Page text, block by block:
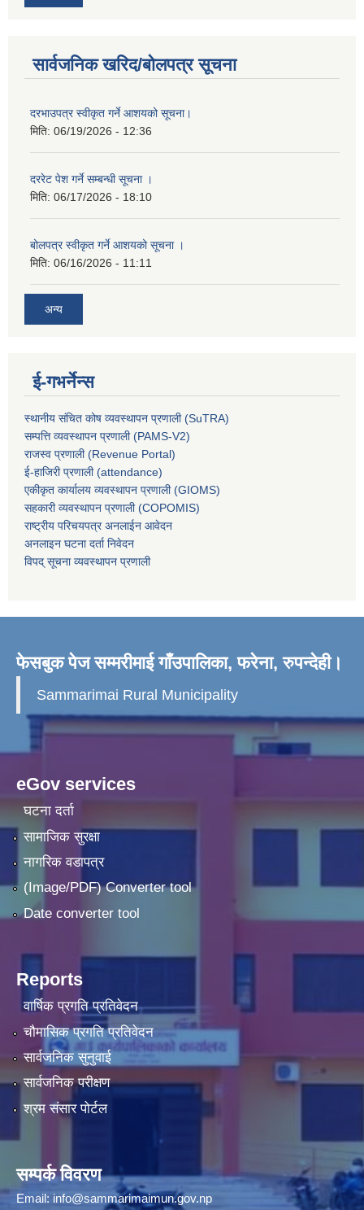
सार्वजनिक खरिद/बोलपत्र सूचना
दरभाउपत्र स्वीकृत गर्ने आशयको सूचना।
मिति: 06/19/2026 - 12:36
दररेट पेश गर्ने सम्बन्धी सूचना ।
मिति: 06/17/2026 - 18:10
बोलपत्र स्वीकृत गर्ने आशयको सूचना ।
मिति: 06/16/2026 - 11:11
अन्य
ई-गभर्नेन्स
स्थानीय संचित कोष व्यवस्थापन प्रणाली (SuTRA)
सम्पत्ति व्यवस्थापन प्रणाली (PAMS-V2)
राजस्व प्रणाली (Revenue Portal)
ई-हाजिरी प्रणाली (attendance)
एकीकृत कार्यालय व्यवस्थापन प्रणाली (GIOMS)
सहकारी व्यवस्थापन प्रणाली (COPOMIS)
राष्ट्रीय परिचयपत्र अनलाईन आवेदन
अनलाइन घटना दर्ता निवेदन
विपद् सूचना व्यवस्थापन प्रणाली
फेसबुक पेज सम्मरीमाई गाँउपालिका, फरेना, रुपन्देही।
Sammarimai Rural Municipality
eGov services
घटना दर्ता
सामाजिक सुरक्षा
नागरिक वडापत्र
(Image/PDF) Converter tool
Date converter tool
Reports
वार्षिक प्रगति प्रतिवेदन
चौमासिक प्रगति प्रतिवेदन
सार्वजनिक सुनुवाई
सार्वजनिक परीक्षण
श्रम संसार पोर्टल
सम्पर्क विवरण
Email: info@sammarimaimun.gov.np